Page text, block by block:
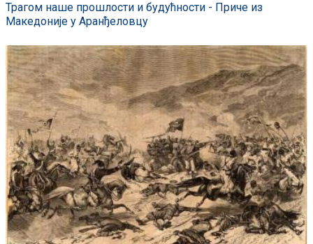
Трагом наше прошлости и будућности - Приче из
Македоније у Аранђеловцу